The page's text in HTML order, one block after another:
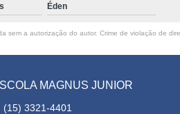
Éden
a autorização do autor. Crime de violação de
MAGNUS JUNIOR
(15) 3321-4401